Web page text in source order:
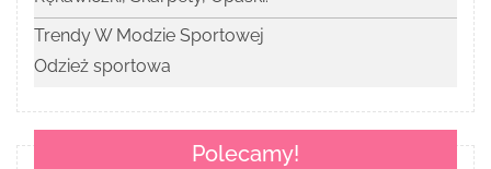
Trendy W Modzie Sportowej
Odzież sportowa
Polecamy!